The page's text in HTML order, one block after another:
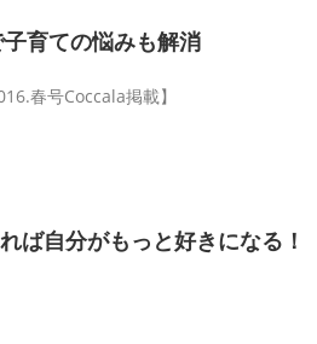
育ての悩みも解消
春号Coccala掲載】
ば自分がもっと好きになる！